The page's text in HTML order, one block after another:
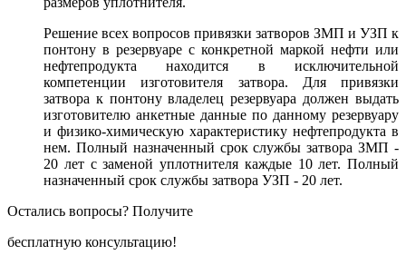
Решение всех вопросов привязки затворов ЗМП и УЗП к
понтону в резервуаре с конкретной маркой нефти или
нефтепродукта находится в исключительной
компетенции изготовителя затвора. Для привязки
затвора к понтону владелец резервуара должен выдать
изготовителю анкетные данные по данному резервуару
и физико-химическую характеристику нефтепродукта в
нем. Полный назначенный срок службы затвора ЗМП -
20 лет с заменой уплотнителя каждые 10 лет. Полный
назначенный срок службы затвора УЗП - 20 лет.
Остались вопросы? Получите
бесплатную консультацию!